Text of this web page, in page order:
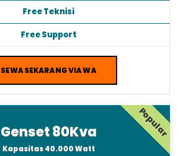
Free Teknisi
Free Support
SEWA SEKARANG VIA WA
Popular
Genset 80Kva